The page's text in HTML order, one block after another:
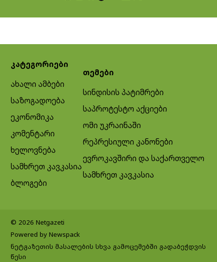
კატეგორიები
ახალი ამბები
საზოგადოება
ეკონომიკა
კომენტარი
ხელოვნება
სამხრეთ კავკასია
ბლოგები
თემები
სინდისის პატიმრები
საპროტესტო აქციები
ომი უკრაინაში
რეპრესიული კანონები
ევროკავშირი და საქართველო
სამხრეთ კავკასია
© 2026 Netgazeti
Powered by Newspack
ნეტგაზეთის მასალების სხვა გამოცემებში გადაბეჭდვის
წესი